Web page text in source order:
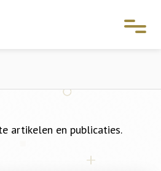
artikelen en publicaties.